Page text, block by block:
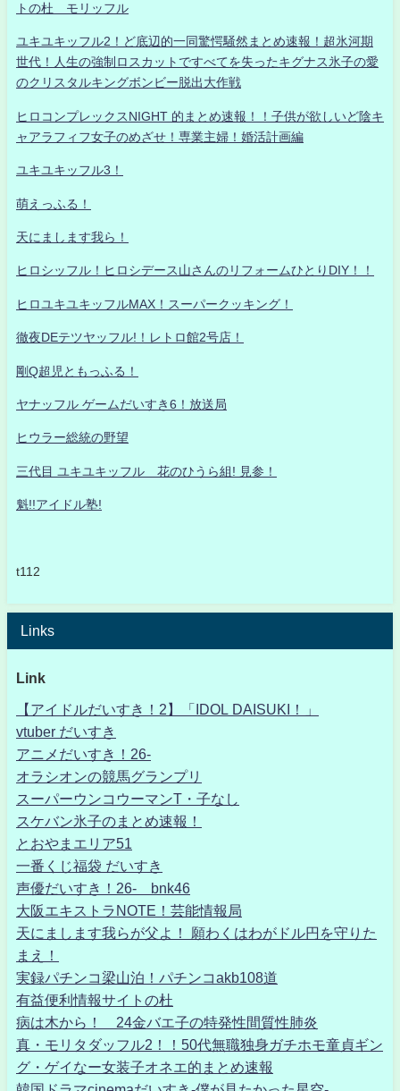
トの杜 モリッフル
ユキユキッフル2！ど底辺的一同驚愕騒然まとめ速報！超氷河期
世代！人生の強制ロスカットですべてを失ったキグナス氷子の愛
のクリスタルキングボンビー脱出大作戦
ヒロコンプレックスNIGHT 的まとめ速報！！子供が欲しいど陰キ
ャアラフィフ女子のめざせ！専業主婦！婚活計画編
ユキユキッフル3！
萌えっふる！
天にまします我ら！
ヒロシッフル！ヒロシデース山さんのリフォームひとりDIY！！
ヒロユキユキッフルMAX！スーパークッキング！
徹夜DEテツヤッフル!！レトロ館2号店！
剛Q超児ともっふる！
ヤナッフル ゲームだいすき6！放送局
ヒウラー総統の野望
三代目 ユキユキッフル 花のひうら組! 見参！
魁!!アイドル塾!
t112
Links
Link
【アイドルだいすき！2】「IDOL DAISUKI！」
vtuber だいすき
アニメだいすき！26-
オラシオンの競馬グランプリ
スーパーウンコウーマンT・子なし
スケバン氷子のまとめ速報！
とおやまエリア51
一番くじ福袋 だいすき
声優だいすき！26- bnk46
大阪エキストラNOTE！芸能情報局
天にまします我らが父よ！ 願わくはわがドル円を守りた
まえ！
実録パチンコ梁山泊！パチンコakb108道
有益便利情報サイトの杜
病は木から！ 24金バエ子の特発性間質性肺炎
真・モリタダッフル2！！50代無職独身ガチホモ童貞ギン
グ・ゲイなー女装子オネエ的まとめ速報